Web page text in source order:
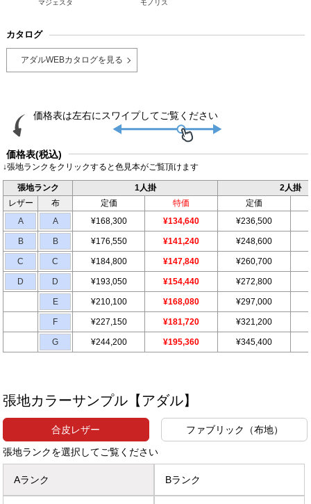
マジェスタ モノリス
カタログ
アダルWEBカタログを見る
価格表(税込)
↓張地ランクをクリックすると色見本がご覧頂けます
張地ランク 1人掛
2人掛
レザー
布 定価 特価
定価
A
A ¥168,300 ¥134,640 ¥236,500
B B ¥176,550 ¥141,240 ¥248,600
C C ¥184,800 ¥147,840 ¥260,700
D D ¥193,050 ¥154,440 ¥272,800
E ¥210,100 ¥168,080 ¥297,000
F ¥227,150 ¥181,720 ¥321,200
G ¥244,200 ¥195,360 ¥345,400